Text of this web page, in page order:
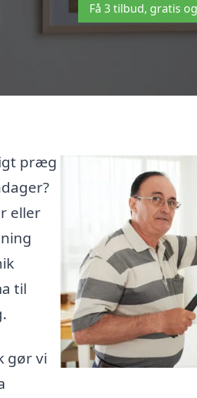
Få 3 tilbud, gratis
præg
eller
til
gør vi